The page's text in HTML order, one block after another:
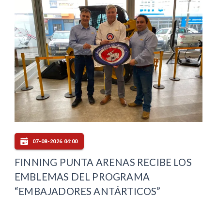
07-08-2026 04:00
FINNING PUNTA ARENAS RECIBE LOS
EMBLEMAS DEL PROGRAMA
“EMBAJADORES ANTÁRTICOS”